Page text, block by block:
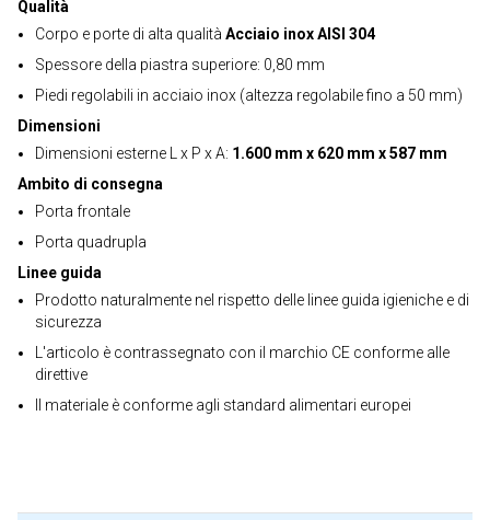
Qualità
Corpo e porte di alta qualità Acciaio inox AISI 304
Spessore della piastra superiore: 0,80 mm
Piedi regolabili in acciaio inox (altezza regolabile fino a 50 mm)
Dimensioni
Dimensioni esterne L x P x A: 1.600 mm x 620 mm x 587 mm
Ambito di consegna
Porta frontale
Porta quadrupla
Linee guida
Prodotto naturalmente nel rispetto delle linee guida igieniche e di
sicurezza
L'articolo è contrassegnato con il marchio CE conforme alle
direttive
Il materiale è conforme agli standard alimentari europei